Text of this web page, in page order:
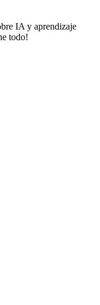
IA y aprendizaje
todo!